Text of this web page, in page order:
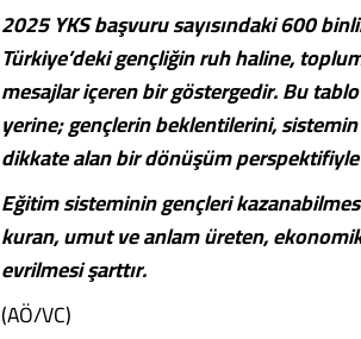
2025 YKS başvuru sayısındaki 600
Türkiye’deki gençliğin ruh haline,
mesajlar içeren bir göstergedir. Bu
yerine; gençlerin beklentilerini,
dikkate alan bir dönüşüm
Eğitim sisteminin gençleri
kuran, umut ve anlam üreten,
evrilmesi şarttır.
(AÖ/VC)